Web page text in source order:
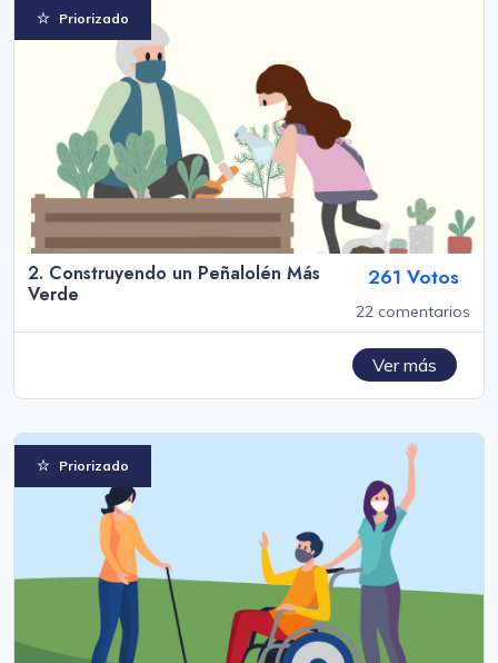
Priorizado
2. Construyendo un Peñalolén Más
Verde
261 Votos
22 comentarios
Ver más
Priorizado